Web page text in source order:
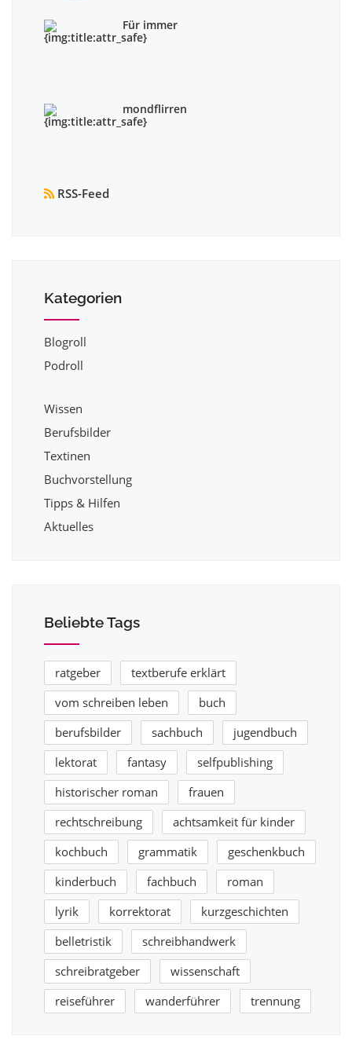
Für immer
mondflirren
RSS-Feed
Kategorien
Blogroll
Podroll
Wissen
Berufsbilder
Textinen
Buchvorstellung
Tipps & Hilfen
Aktuelles
Beliebte Tags
ratgeber
textberufe erklärt
vom schreiben leben
buch
berufsbilder
sachbuch
jugendbuch
lektorat
fantasy
selfpublishing
historischer roman
frauen
rechtschreibung
achtsamkeit für kinder
kochbuch
grammatik
geschenkbuch
kinderbuch
fachbuch
roman
lyrik
korrektorat
kurzgeschichten
belletristik
schreibhandwerk
schreibratgeber
wissenschaft
reiseführer
wanderführer trennung